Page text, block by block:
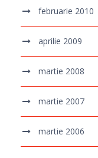
februarie 2010
aprilie 2009
martie 2008
martie 2007
martie 2006